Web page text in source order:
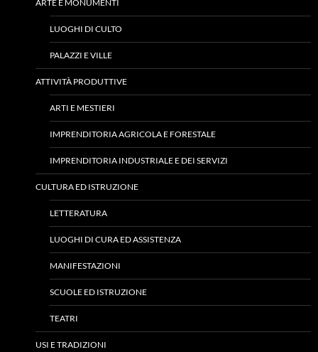
ARTE E MONUMENTI
LUOGHI DI CULTO
PALAZZI E VILLE
ATTIVITÀ PRODUTTIVE
ARTI E MESTIERI
IMPRENDITORIA AGRICOLA E FORESTALE
IMPRENDITORIA INDUSTRIALE E DEI SERVIZI
CULTURA ED ISTRUZIONE
LETTERATURA
LUOGHI DI CURA ED ASSISTENZA
MANIFESTAZIONI
SCUOLE ED ISTRUZIONE
TEATRI
USI E TRADIZIONI